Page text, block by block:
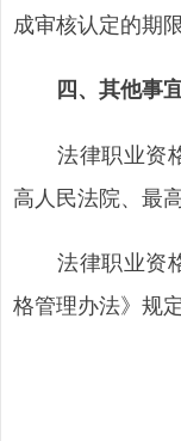
成审核认定的期
四、其他事
法律职业资格
高人民法院、最
法律职业资格
格管理办法》规定